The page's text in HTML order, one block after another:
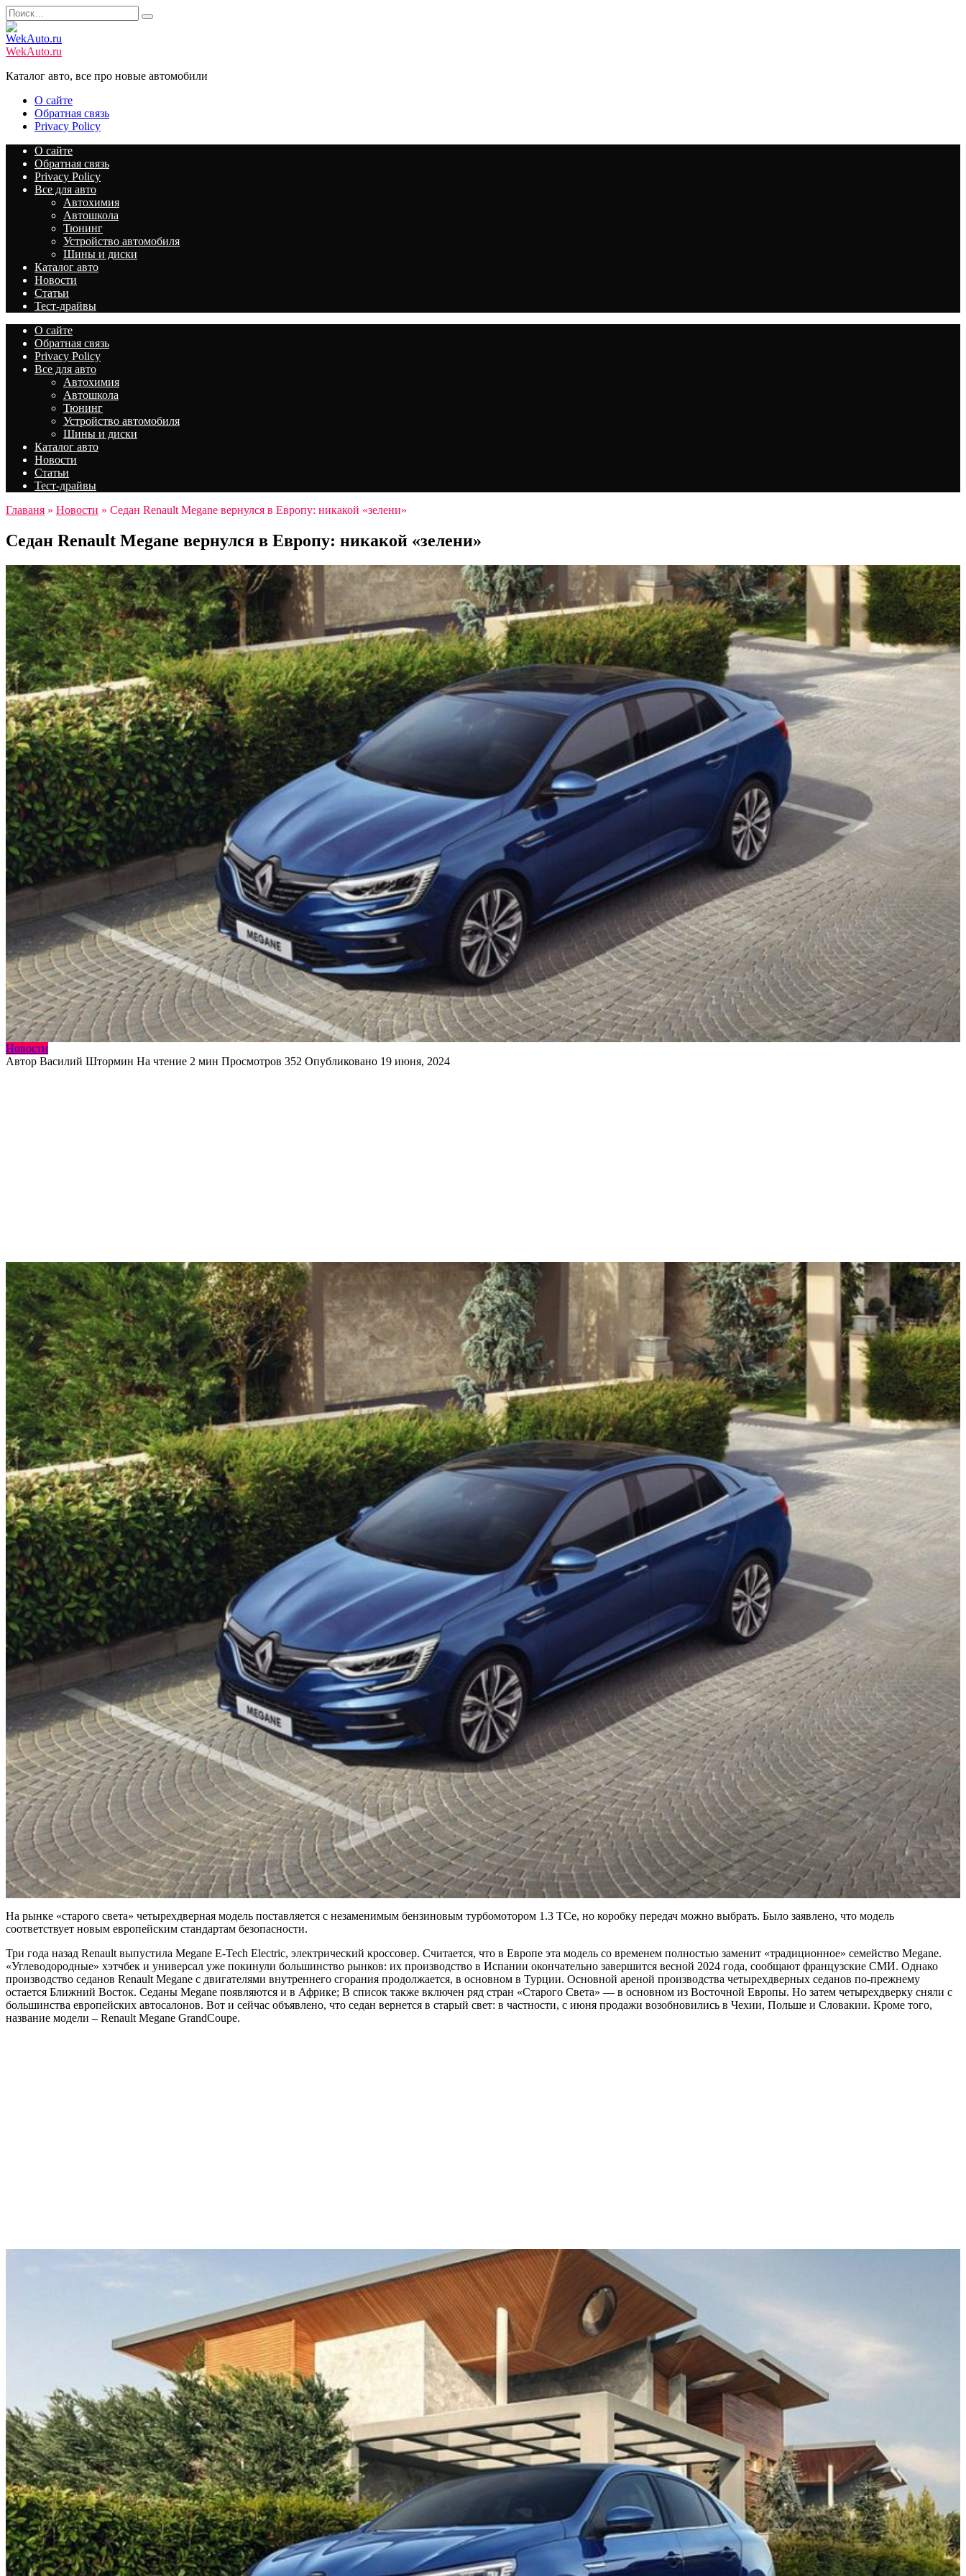
Перейти
к
содержанию
Search
for:
WekAuto.ru
Каталог авто, все про новые автомобили
О сайте
Обратная связь
Privacy Policy
О сайте
Обратная связь
Privacy Policy
Все для авто
Автохимия
Автошкола
Тюнинг
Устройство автомобиля
Шины и диски
Каталог авто
Новости
Статьи
Тест-драйвы
О сайте
Обратная связь
Privacy Policy
Все для авто
Автохимия
Автошкола
Тюнинг
Устройство автомобиля
Шины и диски
Каталог авто
Новости
Статьи
Тест-драйвы
Главаня » Новости » Седан Renault Megane вернулся в Европу: никакой «зелени»
Седан Renault Megane вернулся в Европу: никакой «зелени»
Новости
Автор Василий Штормин На чтение 2 мин Просмотров 352 Опубликовано 19 июня, 2024
На рынке «старого света» четырехдверная модель поставляется с незаменимым бензиновым турбомотором 1.3 TCe, но коробку передач можно выбрать. Было заявлено, что модель
соответствует новым европейским стандартам безопасности.
Три года назад Renault выпустила Megane E-Tech Electric, электрический кроссовер. Считается, что в Европе эта модель со временем полностью заменит «традиционное» семейство Megane.
«Углеводородные» хэтчбек и универсал уже покинули большинство рынков: их производство в Испании окончательно завершится весной 2024 года, сообщают французские СМИ. Однако
производство седанов Renault Megane с двигателями внутреннего сгорания продолжается, в основном в Турции. Основной ареной производства четырехдверных седанов по-прежнему
остается Ближний Восток. Седаны Megane появляются и в Африке; В список также включен ряд стран «Старого Света» — в основном из Восточной Европы. Но затем четырехдверку сняли с
большинства европейских автосалонов. Вот и сейчас объявлено, что седан вернется в старый свет: в частности, с июня продажи возобновились в Чехии, Польше и Словакии. Кроме того,
название модели – Renault Megane GrandCoupe.